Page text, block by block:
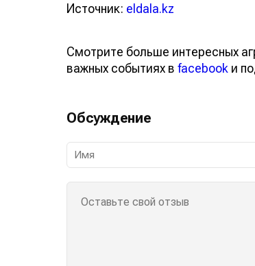
Источник: eldala.kz
Смотрите больше интересных
важных событиях в facebook и
Обсуждение